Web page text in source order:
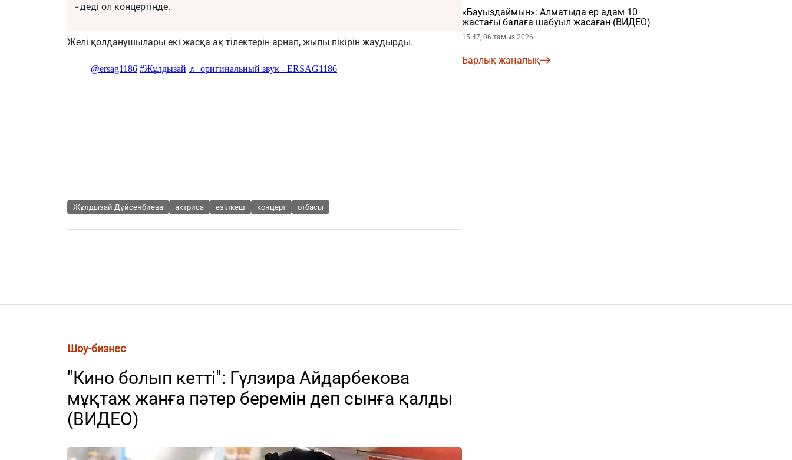
- деді ол концертінде.
Желі қолданушылары екі жасқа ақ тілектерін арнап, жылы пікірін жаудырды.
Жұлдызай Дүйсенбиева актриса әзілкеш концерт отбасы
«Бауыздаймын»: Алматыда ер адам 10
жастағы балаға шабуыл жасаған (ВИДЕО)
15:47, 06 тамыз 2026
Барлық жаңалық
Шоу-бизнес
"Кино болып кетті": Гүлзира Айдарбекова
мұқтаж жанға пәтер беремін деп сынға қалды
(ВИДЕО)